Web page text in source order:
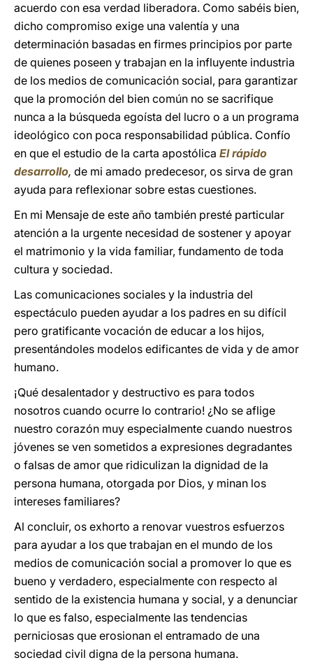
acuerdo con esa verdad liberadora. Como sabéis bien,
dicho compromiso exige una valentía y una
determinación basadas en firmes principios por parte
de quienes poseen y trabajan en la influyente industria
de los medios de comunicación social, para garantizar
que la promoción del bien común no se sacrifique
nunca a la búsqueda egoísta del lucro o a un programa
ideológico con poca responsabilidad pública. Confío
en que el estudio de la carta apostólica El rápido
desarrollo, de mi amado predecesor, os sirva de gran
ayuda para reflexionar sobre estas cuestiones.
En mi Mensaje de este año también presté particular
atención a la urgente necesidad de sostener y apoyar
el matrimonio y la vida familiar, fundamento de toda
cultura y sociedad.
Las comunicaciones sociales y la industria del
espectáculo pueden ayudar a los padres en su difícil
pero gratificante vocación de educar a los hijos,
presentándoles modelos edificantes de vida y de amor
humano.
¡Qué desalentador y destructivo es para todos
nosotros cuando ocurre lo contrario! ¿No se aflige
nuestro corazón muy especialmente cuando nuestros
jóvenes se ven sometidos a expresiones degradantes
o falsas de amor que ridiculizan la dignidad de la
persona humana, otorgada por Dios, y minan los
intereses familiares?
Al concluir, os exhorto a renovar vuestros esfuerzos
para ayudar a los que trabajan en el mundo de los
medios de comunicación social a promover lo que es
bueno y verdadero, especialmente con respecto al
sentido de la existencia humana y social, y a denunciar
lo que es falso, especialmente las tendencias
perniciosas que erosionan el entramado de una
sociedad civil digna de la persona humana.